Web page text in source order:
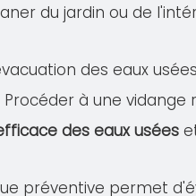
du jardin ou de
des eaux
à une
des eaux usées
préventive permet